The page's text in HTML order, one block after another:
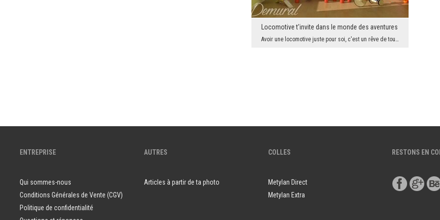
Locomotive t'invite dans le monde des aventures
Avoir une locomotive juste pour soi, c'est un rêve de tous les garçons, les petits, ainsi que ceu...
ENTREPRISE
Qui sommes-nous
Conditions Générales de Vente (CGV)
Politique de confidentialité
AUTRES
Articles à partir de ta photo
COLLES
Metylan Direct
Metylan Extra
RESTONS EN